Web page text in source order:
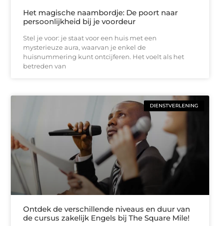
Het magische naambordje: De poort naar
persoonlijkheid bij je voordeur
Stel je voor: je staat voor een huis met een
mysterieuze aura, waarvan je enkel de
huisnummering kunt ontcijferen. Het voelt als het
betreden van
DIENSTVERLENING
Ontdek de verschillende niveaus en duur van
de cursus zakelijk Engels bij The Square Mile!